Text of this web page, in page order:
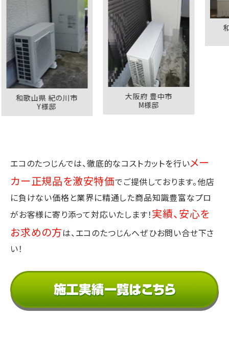
山県 紀の川市
大阪府 豊中市
和歌山
エコのたつじんでは、徹底的なコストカットを行いメー
カー正規品を激安特価でご提供しております。他店
に負けない価格と業界に精通した商品知識豊富なプロ
がお客様に寄り添って対応いたします！実績、安心を
お求めの方は、エコのたつじんへぜひお問い合せ下さ
い！